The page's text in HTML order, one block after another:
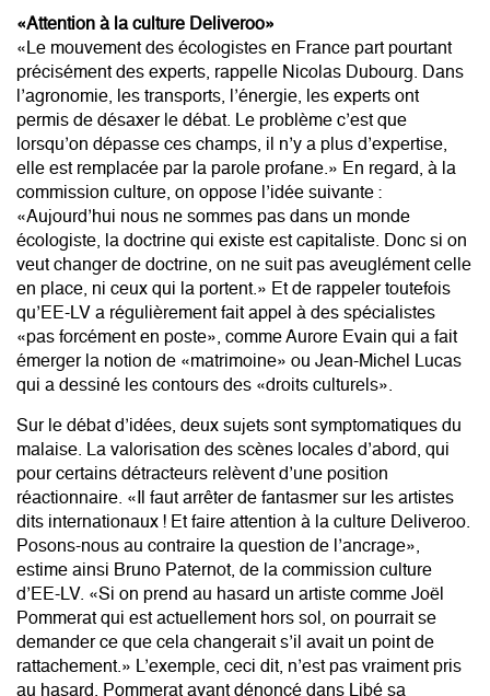
«Attention à la culture Deliveroo»
«Le mouvement des écologistes en France part pourtant
précisément des experts, rappelle Nicolas Dubourg. Dans
l’agronomie, les transports, l’énergie, les experts ont
permis de désaxer le débat. Le problème c’est que
lorsqu’on dépasse ces champs, il n’y a plus d’expertise,
elle est remplacée par la parole profane.» En regard, à la
commission culture, on oppose l’idée suivante :
«Aujourd’hui nous ne sommes pas dans un monde
écologiste, la doctrine qui existe est capitaliste. Donc si on
veut changer de doctrine, on ne suit pas aveuglément celle
en place, ni ceux qui la portent.» Et de rappeler toutefois
qu’EE-LV a régulièrement fait appel à des spécialistes
«pas forcément en poste», comme Aurore Evain qui a fait
émerger la notion de «matrimoine» ou Jean-Michel Lucas
qui a dessiné les contours des «droits culturels».
Sur le débat d’idées, deux sujets sont symptomatiques du
malaise. La valorisation des scènes locales d’abord, qui
pour certains détracteurs relèvent d’une position
réactionnaire. «Il faut arrêter de fantasmer sur les artistes
dits internationaux ! Et faire attention à la culture Deliveroo.
Posons-nous au contraire la question de l’ancrage»,
estime ainsi Bruno Paternot, de la commission culture
d’EE-LV. «Si on prend au hasard un artiste comme Joël
Pommerat qui est actuellement hors sol, on pourrait se
demander ce que cela changerait s’il avait un point de
rattachement.» L’exemple, ceci dit, n’est pas vraiment pris
au hasard, Pommerat ayant dénoncé dans Libé sa